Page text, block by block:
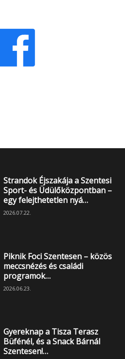
Strandok Éjszakája a Szentesi
Sport- és Üdülőközpontban –
egy felejthetetlen nyá…
2026.07.22.
Piknik Foci Szentesen – közös
meccsnézés és családi
programok…
2026.06.23.
Gyereknap a Tisza Terasz
Büfénél, és a Snack Bárnál
Szentesen!…